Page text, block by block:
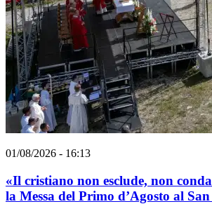
01/08/2026 - 16:13
«Il cristiano non esclude, non
la Messa del Primo d’Agosto al